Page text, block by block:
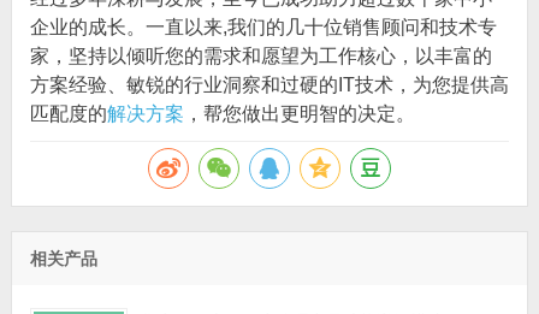
企业的成长。一直以来,我们的几十位销售顾问和技术专
家，坚持以倾听您的需求和愿望为工作核心，以丰富的
方案经验、敏锐的行业洞察和过硬的IT技术，为您提供高
匹配度的解决方案 ，帮您做出更明智的决定。
相关产品